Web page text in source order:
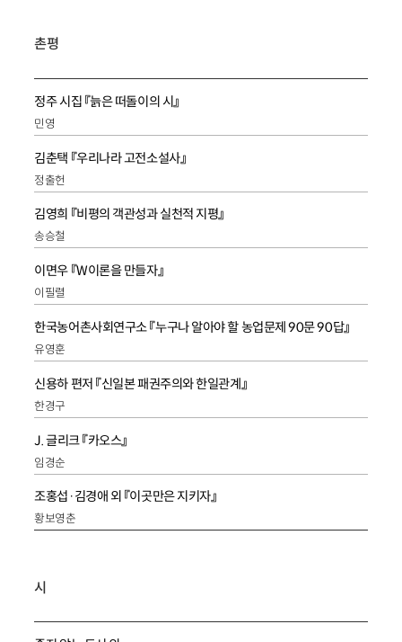
촌평
정주 시집 『늙은 떠돌이의 시』
민영
김춘택 『우리나라 고전소설사』
정출헌
김영희 『비평의 객관성과 실천적 지평』
송승철
이면우 『W이론을 만들자』
이필렬
한국농어촌사회연구소 『누구나 알아야 할 농업문제 90문 90답』
유영훈
신용하 편저 『신일본 패권주의와 한일관계』
한경구
J. 글리크 『카오스』
임경순
조홍섭·김경애 외 『이곳만은 지키자』
황보영춘
시